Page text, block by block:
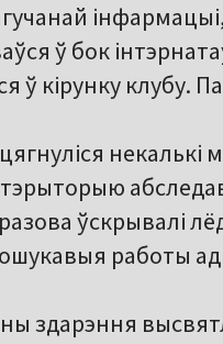
ў бок
ў кірунку клубу.
некалькі
ўскрывалі
работы
здарэння